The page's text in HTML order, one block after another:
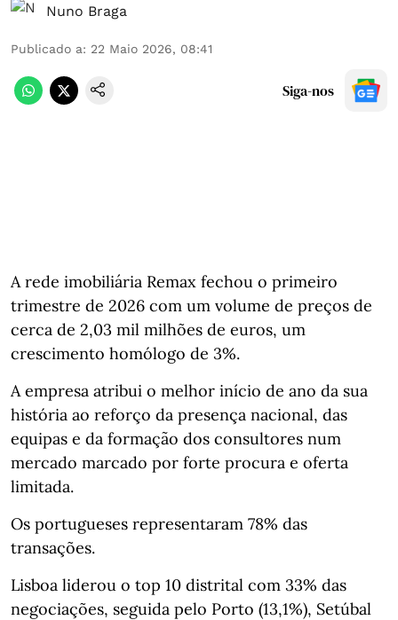
Nuno Braga
Publicado a: 22 Maio 2026, 08:41
Siga-nos
A rede imobiliária Remax fechou o primeiro
trimestre de 2026 com um volume de preços de
cerca de 2,03 mil milhões de euros, um
crescimento homólogo de 3%.
A empresa atribui o melhor início de ano da sua
história ao reforço da presença nacional, das
equipas e da formação dos consultores num
mercado marcado por forte procura e oferta
limitada.
Os portugueses representaram 78% das
transações.
Lisboa liderou o top 10 distrital com 33% das
negociações, seguida pelo Porto (13,1%), Setúbal